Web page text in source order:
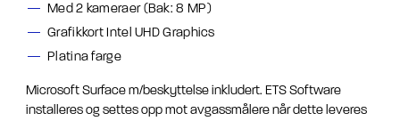
Med 2 kameraer (Bak: 8 MP)
Grafikkort Intel UHD Graphics
Platina farge
Microsoft Surface m/beskyttelse inkludert. ETS Software
installeres og settes opp mot avgassmålere når dette leveres